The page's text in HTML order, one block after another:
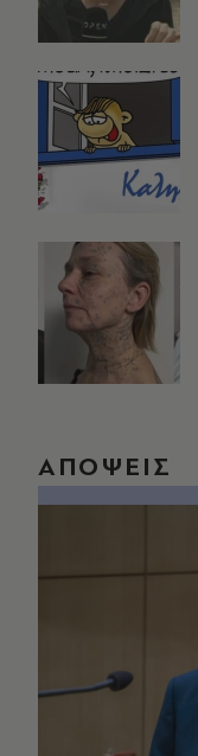
ΑΠΟΨΕΙΣ